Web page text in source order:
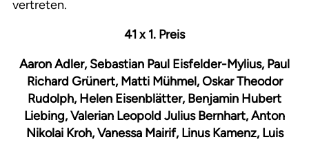
vertreten.
41 x 1. Preis
Aaron Adler, Sebastian Paul Eisfelder-Mylius, Paul
Richard Grünert, Matti Mühmel, Oskar Theodor
Rudolph, Helen Eisenblätter, Benjamin Hubert
Liebing, Valerian Leopold Julius Bernhart, Anton
Nikolai Kroh, Vanessa Mairif, Linus Kamenz, Luis